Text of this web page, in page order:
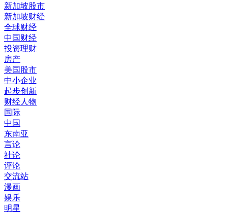
新加坡股市
新加坡财经
全球财经
中国财经
投资理财
房产
美国股市
中小企业
起步创新
财经人物
国际
中国
东南亚
言论
社论
评论
交流站
漫画
娱乐
明星